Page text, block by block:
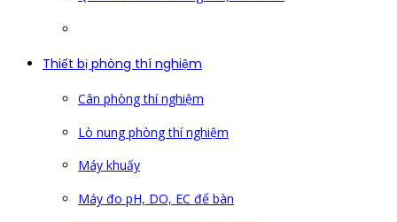
Thiết bị phòng thí nghiệm
Cân phòng thí nghiệm
Lò nung phòng thí nghiệm
Máy khuấy
Máy đo pH, DO, EC để bàn